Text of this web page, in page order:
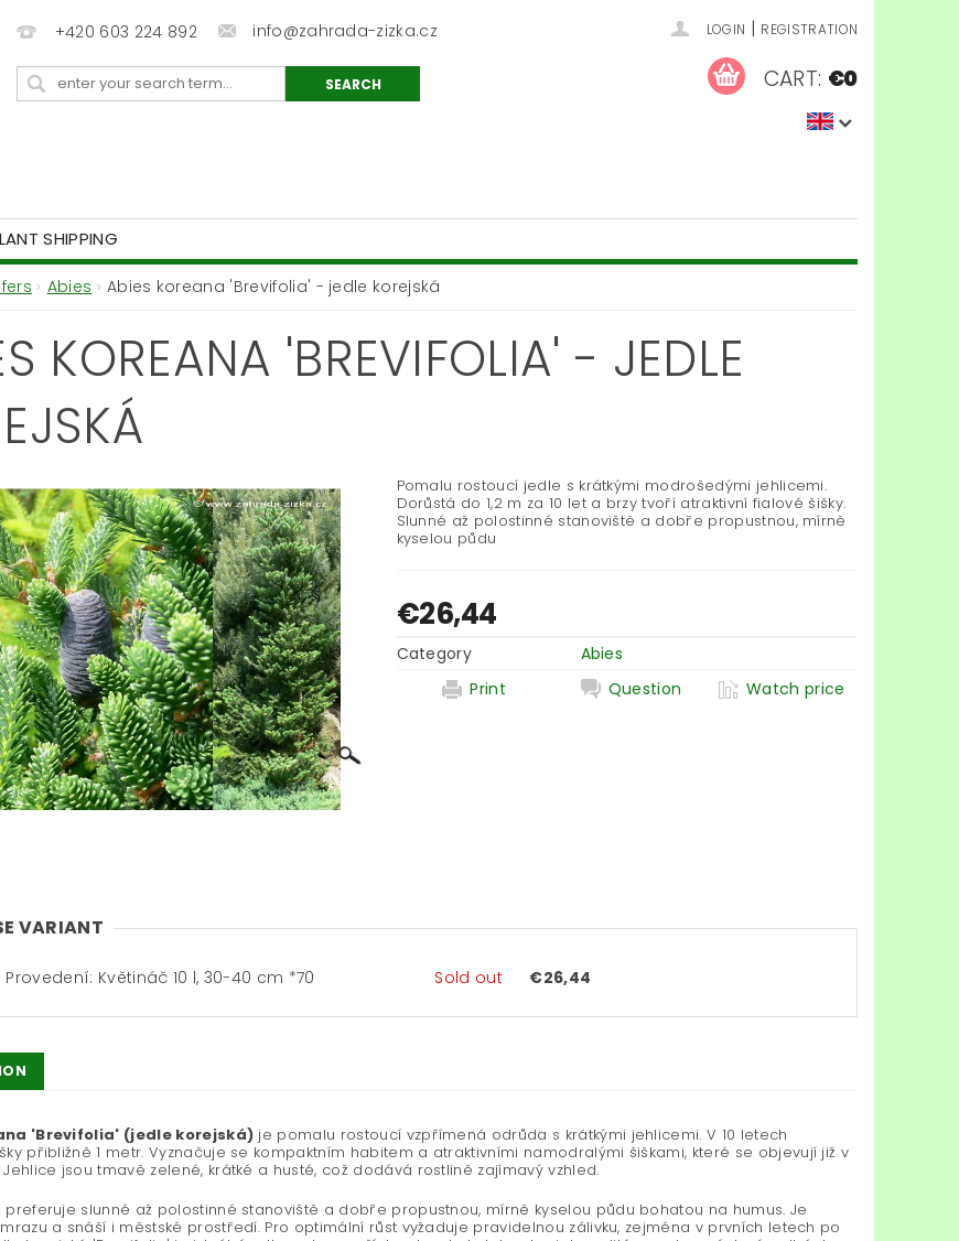
+420 603 224 892 info@zahrada-zizka.cz LOGIN | REGISTRATION
CART: €0
SHIPPING
Abies Abies koreana 'Brevifolia' - jedle korejská
KOREANA 'BREVIFOLIA' - JEDLE
Pomalu rostoucí jedle s krátkými modrošedými jehlicemi.
Dorůstá do 1,2 m za 10 let a brzy tvoří atraktivní fialové šišky.
Slunné až polostinné stanoviště a dobře propustnou, mírně
kyselou půdu
€26,44
Category
Abies
Print
Question Watch price
VARIANT
Provedení: Květináč 10 l, 30-40 cm *70 Sold out €26,44
'Brevifolia' (jedle korejská) je pomalu rostoucí vzpřímená odrůda s krátkými jehlicemi. V 10 letech
přibližně 1 metr. Vyznačuje se kompaktním habitem a atraktivními namodralými šiškami, které se objevují již v
jsou tmavě zelené, krátké a husté, což dodává rostlině zajímavý vzhled.
slunné až polostinné stanoviště a dobře propustnou, mírně kyselou půdu bohatou na humus. Je
a snáší i městské prostředí. Pro optimální růst vyžaduje pravidelnou zálivku, zejména v prvních letech po